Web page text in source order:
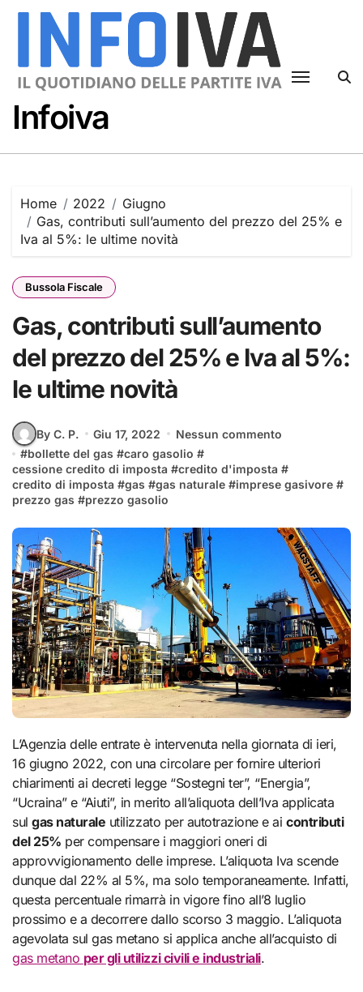
Skip
Infoiva
Home 2022
Giugno
Gas, contributi sull’aumento del prezzo del 25% e
Iva al 5%: le ultime novità
Bussola Fiscale
Gas, contributi sull’aumento
del prezzo del 25% e Iva al 5%:
le ultime novità
By C. P. Giu 17, 2022
Nessun commento
#bollette del gas #caro gasolio #
cessione credito di imposta #credito d'imposta #
credito di imposta #gas #gas naturale #imprese gasivore #
prezzo gas #prezzo gasolio
L’Agenzia delle entrate è intervenuta nella giornata di ieri,
16 giugno 2022, con una circolare per fornire ulteriori
chiarimenti ai decreti legge “Sostegni ter”, “Energia”,
“Ucraina” e “Aiuti”, in merito all’aliquota dell’Iva applicata
sulgas naturale utilizzato per autotrazione e aicontributi
del 25% per compensare i maggiori oneri di
approvvigionamento delle imprese. L’aliquota Iva scende
dunque dal 22% al 5%, ma solo temporaneamente. Infatti,
questa percentuale rimarrà in vigore fino all’8 luglio
prossimo e a decorrere dallo scorso 3 maggio. L’aliquota
agevolata sul gas metano si applica anche all’acquisto di
gas metano per gli utilizzi civili e industriali.